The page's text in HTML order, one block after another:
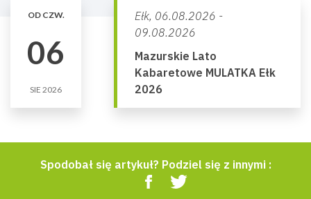
OD CZW.
06
SIE 2026
Ełk, 06.08.2026 -
09.08.2026
Mazurskie Lato
Kabaretowe MULATKA Ełk
2026
Spodobał się artykuł? Podziel się z innymi :